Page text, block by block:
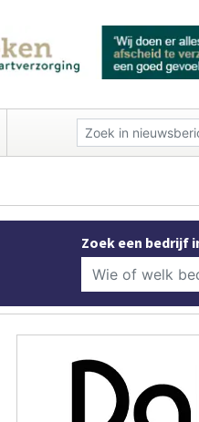
Zoek een bedrijf